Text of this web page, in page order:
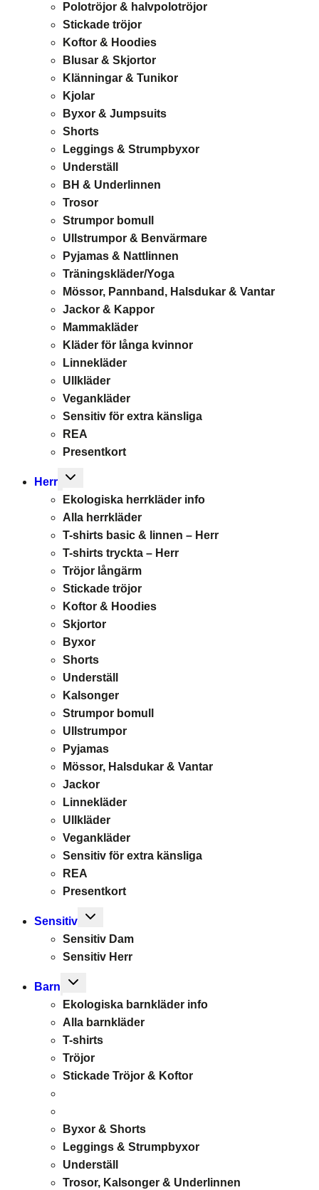
Polotröjor & halvpolotröjor
Stickade tröjor
Koftor & Hoodies
Blusar & Skjortor
Klänningar & Tunikor
Kjolar
Byxor & Jumpsuits
Shorts
Leggings & Strumpbyxor
Underställ
BH & Underlinnen
Trosor
Strumpor bomull
Ullstrumpor & Benvärmare
Pyjamas & Nattlinnen
Träningskläder/Yoga
Mössor, Pannband, Halsdukar & Vantar
Jackor & Kappor
Mammakläder
Kläder för långa kvinnor
Linnekläder
Ullkläder
Vegankläder
Sensitiv för extra känsliga
REA
Presentkort
Herr
Toggle
menu
Ekologiska herrkläder info
Alla herrkläder
T-shirts basic & linnen – Herr
T-shirts tryckta – Herr
Tröjor långärm
Stickade tröjor
Koftor & Hoodies
Skjortor
Byxor
Shorts
Underställ
Kalsonger
Strumpor bomull
Ullstrumpor
Pyjamas
Mössor, Halsdukar & Vantar
Jackor
Linnekläder
Ullkläder
Vegankläder
Sensitiv för extra känsliga
REA
Presentkort
Sensitiv
Toggle
menu
Sensitiv Dam
Sensitiv Herr
Barn
Toggle
menu
Ekologiska barnkläder info
Alla barnkläder
T-shirts
Tröjor
Stickade Tröjor & Koftor
Byxor & Shorts
Leggings & Strumpbyxor
Underställ
Trosor, Kalsonger & Underlinnen